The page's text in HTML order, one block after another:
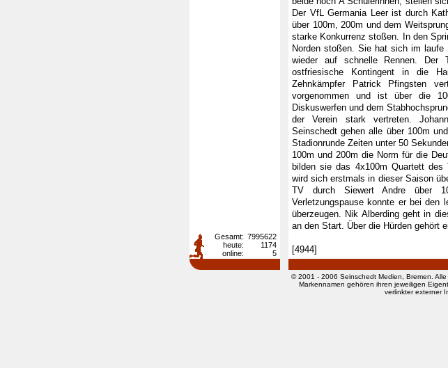
Der VfL Germania Leer ist durch
über 100m, 200m und dem
starke Konkurrenz stoßen. In den
Norden stoßen. Sie hat sich im
wieder auf schnelle Rennen.
ostfriesische Kontingent in die
Zehnkämpfer Patrick Pfingsten
vorgenommen und ist über die
Diskuswerfen und dem
der Verein stark vertreten.
Seinschedt gehen alle über 100m
Stadionrunde Zeiten unter 50
100m und 200m die Norm für die
bilden sie das 4x100m Quartett des
wird sich erstmals in dieser Saison
TV durch Siewert Andre über
Verletzungspause konnte er bei den
überzeugen. Nik Alberding geht in
an den Start. Über die Hürden gehört
[4944]
Gesamt: 7995622
heute:
1174
online:
5
© 2001 - 2006 Seinschedt Medien, Bremen.
Markennamen gehören ihren jeweiligen
verlinkter externer